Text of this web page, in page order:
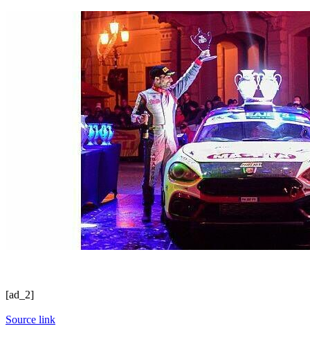
[ad_2]
Source link